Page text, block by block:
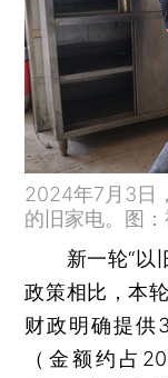
2024年7月3日
的旧家电。图
新一轮“以旧
政策相比，本
财政明确提供
（金额约占